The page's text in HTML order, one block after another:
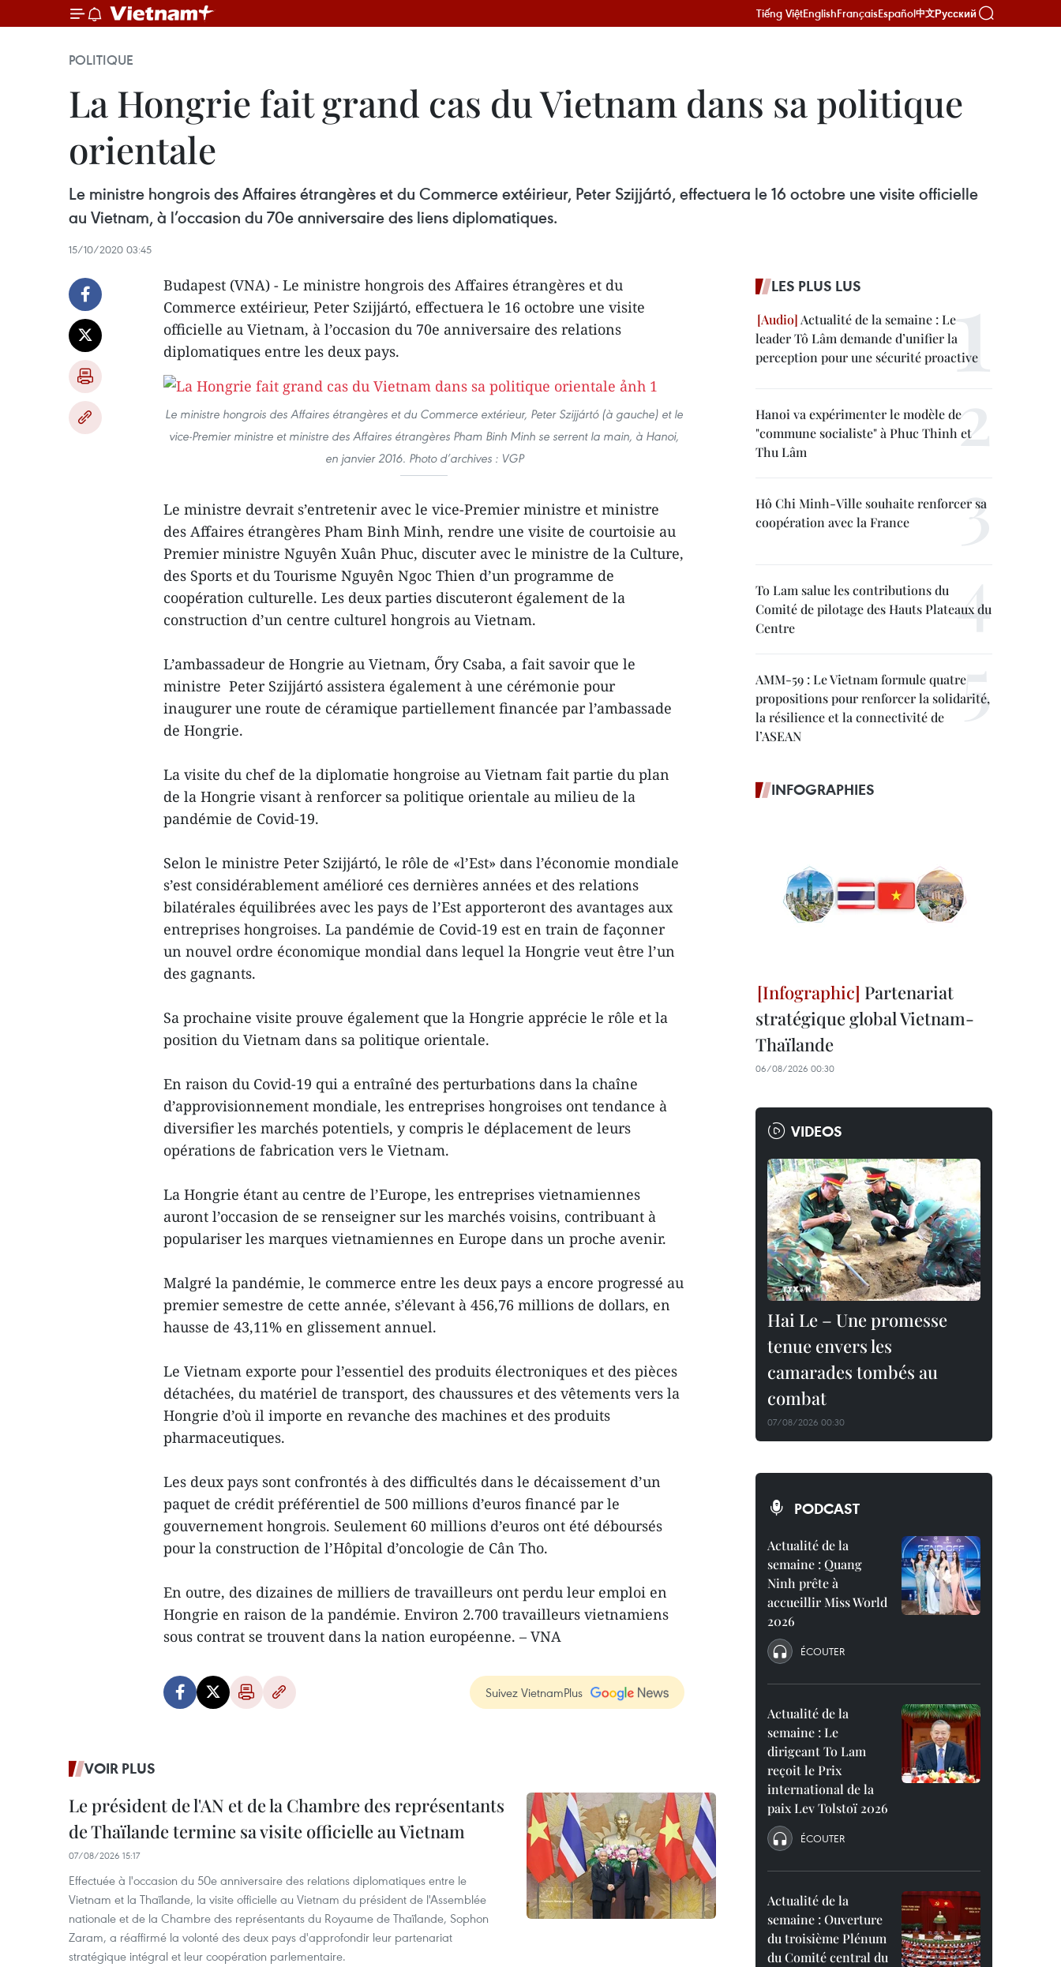
Tiếng ViệtEnglishFrançaisEspañol中文Русский
POLITIQUE
La Hongrie fait grand cas du Vietnam dans sa politique
orientale
Le ministre hongrois des Affaires étrangères et du Commerce extéirieur, Peter Szijjártó, effectuera le 16 octobre une visite officielle
au Vietnam, à l’occasion du 70e anniversaire des liens diplomatiques.
15/10/2020 03:45
Budapest (VNA) - Le ministre hongrois des Affaires étrangères et du
Commerce extéirieur, Peter Szijjártó, effectuera le 16 octobre une visite
officielle au Vietnam, à l’occasion du 70e anniversaire des relations
diplomatiques entre les deux pays.
Le ministre hongrois des Affaires étrangères et du Commerce extérieur, Peter Szijjártó (à gauche) et le
vice-Premier ministre et ministre des Affaires étrangères Pham Binh Minh se serrent la main, à Hanoi,
en janvier 2016. Photo d’archives : VGP
Le ministre devrait s’entretenir avec le vice-Premier ministre et ministre
des Affaires étrangères Pham Binh Minh, rendre une visite de courtoisie au
Premier ministre Nguyên Xuân Phuc, discuter avec le ministre de la Culture,
des Sports et du Tourisme Nguyên Ngoc Thien d’un programme de
coopération culturelle. Les deux parties discuteront également de la
construction d’un centre culturel hongrois au Vietnam.
L’ambassadeur de Hongrie au Vietnam, Őry Csaba, a fait savoir que le
ministre Peter Szijjártó assistera également à une cérémonie pour
inaugurer une route de céramique partiellement financée par l’ambassade
de Hongrie.
La visite du chef de la diplomatie hongroise au Vietnam fait partie du plan
de la Hongrie visant à renforcer sa politique orientale au milieu de la
pandémie de Covid-19.
Selon le ministre Peter Szijjártó, le rôle de «l’Est» dans l’économie mondiale
s’est considérablement amélioré ces dernières années et des relations
bilatérales équilibrées avec les pays de l’Est apporteront des avantages aux
entreprises hongroises. La pandémie de Covid-19 est en train de façonner
un nouvel ordre économique mondial dans lequel la Hongrie veut être l’un
des gagnants.
Sa prochaine visite prouve également que la Hongrie apprécie le rôle et la
position du Vietnam dans sa politique orientale.
En raison du Covid-19 qui a entraîné des perturbations dans la chaîne
d’approvisionnement mondiale, les entreprises hongroises ont tendance à
diversifier les marchés potentiels, y compris le déplacement de leurs
opérations de fabrication vers le Vietnam.
La Hongrie étant au centre de l’Europe, les entreprises vietnamiennes
auront l’occasion de se renseigner sur les marchés voisins, contribuant à
populariser les marques vietnamiennes en Europe dans un proche avenir.
Malgré la pandémie, le commerce entre les deux pays a encore progressé au
premier semestre de cette année, s’élevant à 456,76 millions de dollars, en
hausse de 43,11% en glissement annuel.
Le Vietnam exporte pour l’essentiel des produits électroniques et des pièces
détachées, du matériel de transport, des chaussures et des vêtements vers la
Hongrie d’où il importe en revanche des machines et des produits
pharmaceutiques.
Les deux pays sont confrontés à des difficultés dans le décaissement d’un
paquet de crédit préférentiel de 500 millions d’euros financé par le
gouvernement hongrois. Seulement 60 millions d’euros ont été déboursés
pour la construction de l’Hôpital d’oncologie de Cân Tho.
En outre, des dizaines de milliers de travailleurs ont perdu leur emploi en
Hongrie en raison de la pandémie. Environ 2.700 travailleurs vietnamiens
sous contrat se trouvent dans la nation européenne. – VNA
Suivez VietnamPlus
VOIR PLUS
Le président de l'AN et de la Chambre des représentants
de Thaïlande termine sa visite officielle au Vietnam
07/08/2026 15:17
Effectuée à l'occasion du 50e anniversaire des relations diplomatiques entre le
Vietnam et la Thaïlande, la visite officielle au Vietnam du président de l'Assemblée
nationale et de la Chambre des représentants du Royaume de Thaïlande, Sophon
Zaram, a réaffirmé la volonté des deux pays d'approfondir leur partenariat
stratégique intégral et leur coopération parlementaire.
LES PLUS LUS
Actualité de la semaine : Le
leader Tô Lâm demande d’unifier la
perception pour une sécurité proactive
Hanoi va expérimenter le modèle de
"commune socialiste" à Phuc Thinh et
Thu Lâm
Hô Chi Minh-Ville souhaite renforcer sa
coopération avec la France
To Lam salue les contributions du
Comité de pilotage des Hauts Plateaux du
Centre
AMM-59 : Le Vietnam formule quatre
propositions pour renforcer la solidarité,
la résilience et la connectivité de
l’ASEAN
INFOGRAPHIES
Partenariat
stratégique global Vietnam-
Thaïlande
06/08/2026 00:30
VIDEOS
Hai Le – Une promesse
tenue envers les
camarades tombés au
combat
07/08/2026 00:30
PODCAST
Actualité de la
semaine : Quang
Ninh prête à
accueillir Miss World
2026
ÉCOUTER
Actualité de la
semaine : Le
dirigeant To Lam
reçoit le Prix
international de la
paix Lev Tolstoï 2026
ÉCOUTER
Actualité de la
semaine : Ouverture
du troisième Plénum
du Comité central du